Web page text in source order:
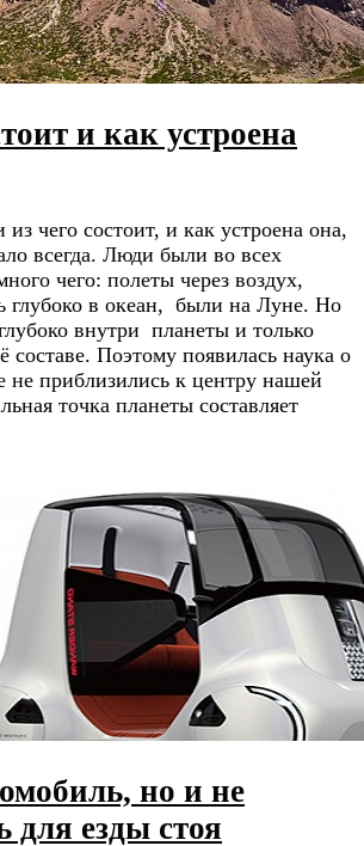
и как устроена
чего состоит, и как устроена она,
всегда. Люди были во всех
чего: полеты через воздух,
глубоко в океан, были на Луне. Но
внутри планеты и только
составе. Поэтому появилась наука о
приблизились к центру нашей
точка планеты составляет
но и не
для езды стоя